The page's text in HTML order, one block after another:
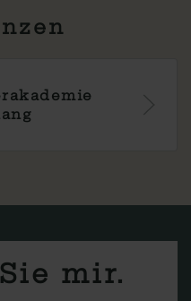
Evangelische
mir.